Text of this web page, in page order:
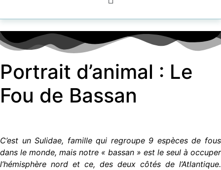
Portrait d’animal : Le
Fou de Bassan
C’est un Sulidae, famille qui regroupe 9 espèces de fous
dans le monde, mais notre « bassan » est le seul à occuper
l’hémisphère nord et ce, des deux côtés de l’Atlantique.